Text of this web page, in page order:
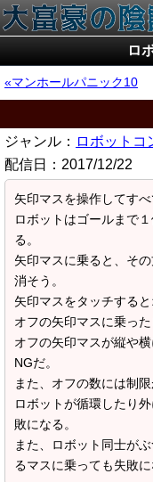
ロ
マンホールパニック10
ジャンル： ロボットコ
配信日： 2017/12/22
矢印マスを操作してす
ロボットはゴールまで
る。
矢印マスに乗ると、そ
消そう。
矢印マスをタッチする
オフの矢印マスに乗っ
オフの矢印マスが縦や
NGだ。
また、オフの数には制限
ロボットが循環したり
敗になる。
また、ロボット同士が
るマスに乗っても失敗に